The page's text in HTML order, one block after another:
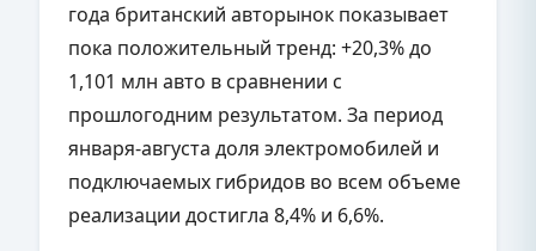
года британский авторынок показывает
пока положительный тренд: +20,3% до
1,101 млн авто в сравнении с
прошлогодним результатом. За период
января-августа доля электромобилей и
подключаемых гибридов во всем объеме
реализации достигла 8,4% и 6,6%.